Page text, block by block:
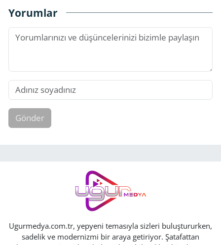
Yorumlar
Gönder
Ugurmedya.com.tr, yepyeni temasıyla sizleri buluştururken,
sadelik ve modernizmi bir araya getiriyor. Şatafattan